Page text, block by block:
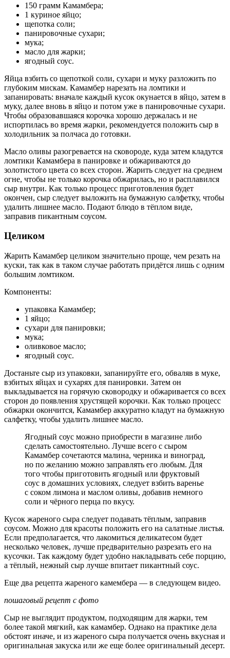
150 грамм Камамбера;
1 куриное яйцо;
щепотка соли;
панировочные сухари;
мука;
масло для жарки;
ягодный соус.
Яйца взбить со щепоткой соли, сухари и муку разложить по
глубоким мискам. Камамбер нарезать на ломтики и
запанировать: вначале каждый кусок окунается в яйцо, затем в
муку, далее вновь в яйцо и потом уже в панировочные сухари.
Чтобы образовавшаяся корочка хорошо держалась и не
испортилась во время жарки, рекомендуется положить сыр в
холодильник за полчаса до готовки.
Масло оливы разогревается на сковороде, куда затем кладутся
ломтики Камамбера в панировке и обжариваются до
золотистого цвета со всех сторон. Жарить следует на среднем
огне, чтобы не только корочка обжарилась, но и расплавился
сыр внутри. Как только процесс приготовления будет
окончен, сыр следует выложить на бумажную салфетку, чтобы
удалить лишнее масло. Подают блюдо в тёплом виде,
заправив пикантным соусом.
Целиком
Жарить Камамбер целиком значительно проще, чем резать на
куски, так как в таком случае работать придётся лишь с одним
большим ломтиком.
Компоненты:
упаковка Камамбер;
1 яйцо;
сухари для панировки;
мука;
оливковое масло;
ягодный соус.
Достаньте сыр из упаковки, запанируйте его, обваляв в муке,
взбитых яйцах и сухарях для панировки. Затем он
выкладывается на горячую сковородку и обжаривается со всех
сторон до появления хрустящей корочки. Как только процесс
обжарки окончится, Камамбер аккуратно кладут на бумажную
салфетку, чтобы удалить лишнее масло.
Ягодный соус можно приобрести в магазине либо
сделать самостоятельно. Лучше всего с сыром
Камамбер сочетаются малина, черника и виноград,
но по желанию можно заправлять его любым. Для
того чтобы приготовить ягодный или фруктовый
соус в домашних условиях, следует взбить варенье
с соком лимона и маслом оливы, добавив немного
соли и чёрного перца по вкусу.
Кусок жареного сыра следует подавать тёплым, заправив
соусом. Можно для красоты положить его на салатные листья.
Если предполагается, что лакомиться деликатесом будет
несколько человек, лучше предварительно разрезать его на
кусочки. Так каждому будет удобно накладывать себе порцию,
а тёплый, нежный сыр лучше впитает пикантный соус.
Еще два рецепта жареного камембера — в следующем видео.
пошаговый рецепт с фото
Сыр не выглядит продуктом, подходящим для жарки, тем
более такой мягкий, как камамбер. Однако на практике дела
обстоят иначе, и из жареного сыра получается очень вкусная и
оригинальная закуска или же еще более оригинальный десерт.